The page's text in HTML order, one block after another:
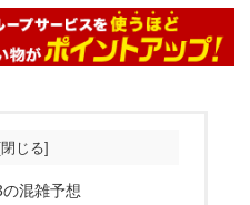
混雑予想